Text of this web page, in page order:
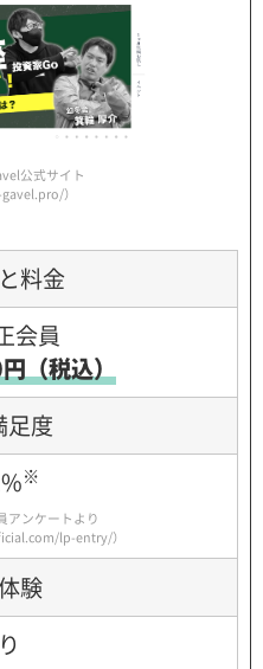
公式サイト
）
料金
会員
（税込）
足度
※
アンケートより
lp-entry/）
験